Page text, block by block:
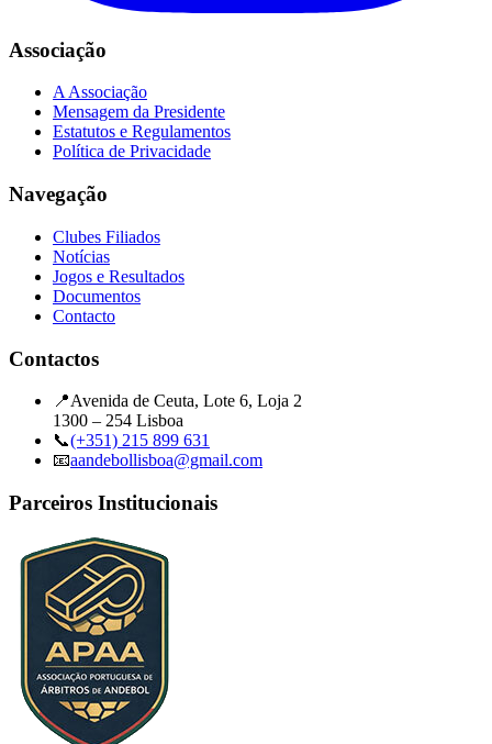
Associação
A Associação
Mensagem da Presidente
Estatutos e Regulamentos
Política de Privacidade
Navegação
Clubes Filiados
Notícias
Jogos e Resultados
Documentos
Contacto
Contactos
📍Avenida de Ceuta, Lote 6, Loja 2
1300 – 254 Lisboa
📞(+351) 215 899 631
📧aandebollisboa@gmail.com
Parceiros Institucionais